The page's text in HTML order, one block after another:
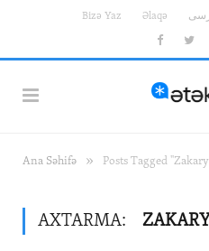
Bizə Yaz Əlaqə
Facebook
Ana Səhifə » Posts Tagged
AXTARMA: